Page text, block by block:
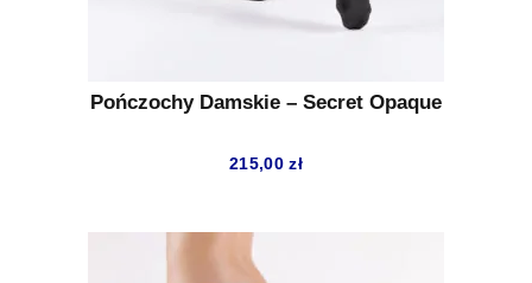
Pończochy Damskie – Secret Opaque
215,00zł